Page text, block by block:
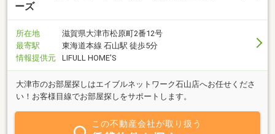
ーズ
所在地
滋賀県大津市松原町2番12号
最寄駅
東海道本線 石山駅 徒歩5分
情報提供元
LIFULL HOME'S
大津市のお部屋探しはエイブルネットワーク石山店へお任せくださ
い！お客様目線でお部屋探しをサポートします。
この不動産会社が取り扱う